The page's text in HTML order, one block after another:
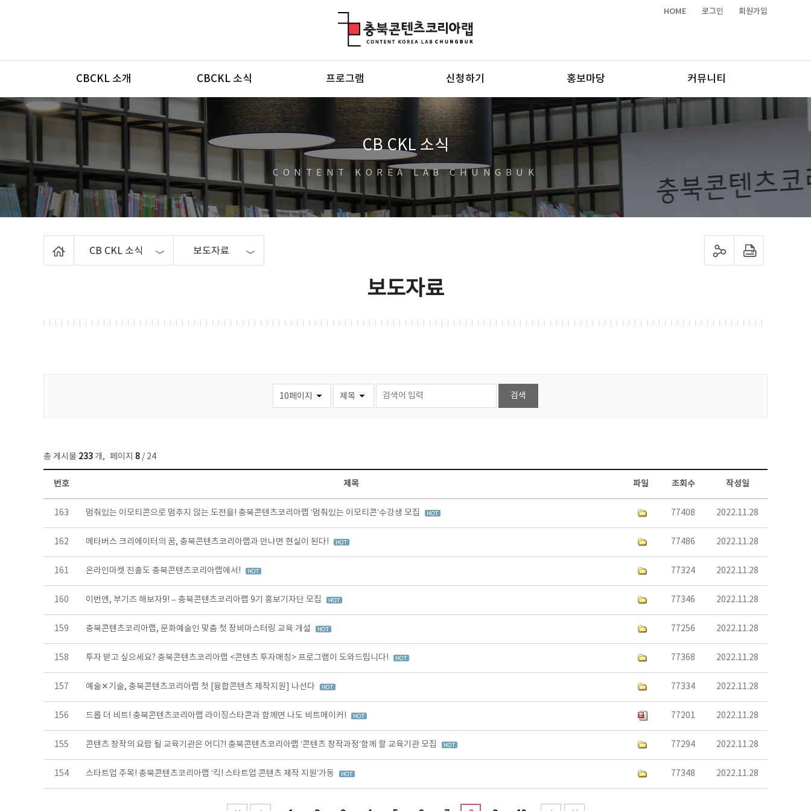
HOME 로그인 회원가입
메뉴
CBCKL 소개 CBCKL 소식 프로그램 신청하기 홍보마당 커뮤니티
CB CKL 소식
CONTENT KOREA LAB CHUNGBUK
CB CKL 소식 보도자료 sns 공유하기 프린트하기
보도자료
총 게시물 233 개, 페이지 8 / 24
보도자료 목록 - 번호, 제목, 작성자, 파일, 조회수, 작성일 정보 제공
번호 제목 파일 조회수 작성일
163 멈춰있는 이모티콘으로 멈추지 않는 도전을! 충북콘텐츠코리아랩 ‘멈춰있는 이모티콘’수강생 모집 77408 2022.11.28
162 메타버스 크리에이터의 꿈, 충북콘텐츠코리아랩과 만나면 현실이 된다! 77486 2022.11.28
161 온라인마켓 진출도 충북콘텐츠코리아랩에서! 77324 2022.11.28
160 이번엔, 부기즈 해보자9! – 충북콘텐츠코리아랩 9기 홍보기자단 모집 77346 2022.11.28
159 충북콘텐츠코리아랩, 문화예술인 맞춤 첫 장비마스터링 교육 개설 77256 2022.11.28
158 투자 받고 싶으세요? 충북콘텐츠코리아랩 <콘텐츠 투자매칭> 프로그램이 도와드립니다! 77368 2022.11.28
157 예술✕기술, 충북콘텐츠코리아랩 첫 [융합콘텐츠 제작지원] 나선다 77334 2022.11.28
156 드롭 더 비트! 충북콘텐츠코리아랩 라이징스타콘과 함께면 나도 비트메이커! 77201 2022.11.28
155 콘텐츠 창작의 요람 될 교육기관은 어디?! 충북콘텐츠코리아랩 ‘콘텐츠 창작과정’함께 할 교육기관 모집 77294 2022.11.28
154 스타트업 주목! 충북콘텐츠코리아랩 ‘킥! 스타트업 콘텐츠 제작 지원’가동 77348 2022.11.28